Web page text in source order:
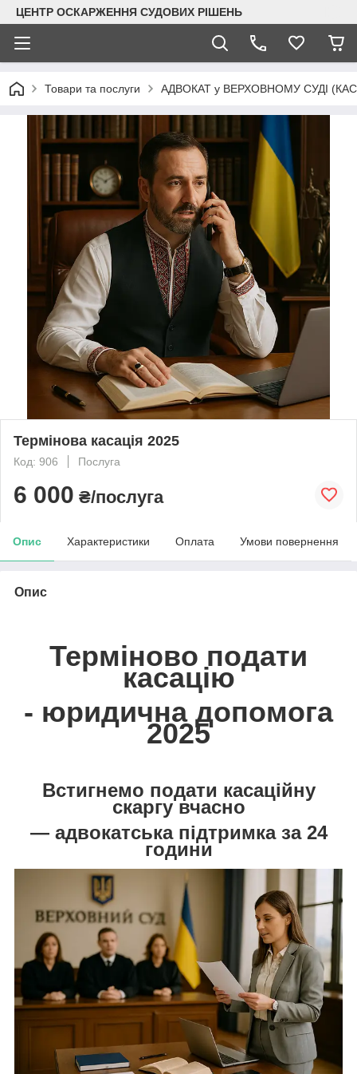
ЦЕНТР ОСКАРЖЕННЯ СУДОВИХ РІШЕНЬ
Товари та послуги АДВОКАТ у ВЕРХОВНОМУ СУДІ
Термінова касація 2025
Код: 906 Послуга
6 000 ₴/послуга
Опис Характеристики Оплата Умови повернення
Опис
Терміново подати
касацію
- юридична допомога
2025
Встигнемо подати касаційну
скаргу вчасно
— адвокатська підтримка за 24
години